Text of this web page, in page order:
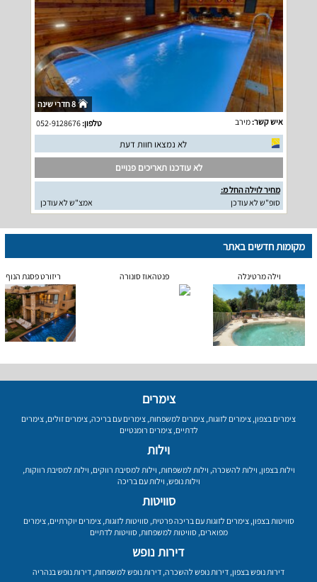
8 חדרי שינה
איש קשר:מירב טלפון:052-9128676
לא נמצאו חוות דעת
לא עודכנו תאריכים פנויים
מחיר לוילה החל מ:
סופ"ש לא עודכן
אמצ"ש לא עודכן
מקומות חדשים באתר
וילה מרטינלה פנטהאוז סונורה ריזורט פסגת הנוף
צימרים
צימרים בצפון, צימרים לזוגות, צימרים למשפחות, צימרים עם בריכה, צימרים זולים, צימרים
לדתיים,צימרים רומנטיים
וילות
וילות בצפון, וילות להשכרה, וילות למשפחות, וילות למסיבת רווקים, וילות למסיבת רווקות,
וילות נופש, וילות עם בריכה
סוויטות
סוויטות בצפון,צימרים לזוגות עם בריכה פרטית,סוויטות לזוגות,צימרים יוקרתיים,צימרים
מפוארים,סוויטות למשפחות,סוויטות לדתיים
דירות נופש
דירות נופש בצפון, דירות נופש להשכרה, דירות נופש למשפחות, דירות נופש בנהריה